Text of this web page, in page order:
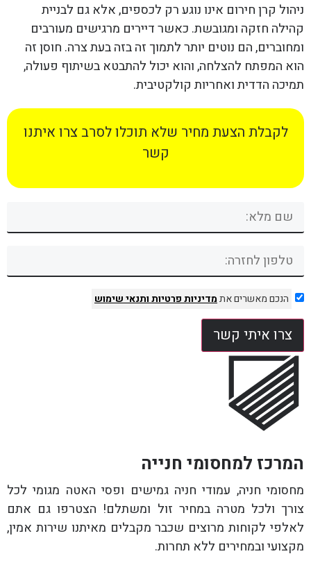
ניהול קרן חירום אינו נוגע רק לכספים, אלא גם לבניית
קהילה חזקה ומגובשת. כאשר דיירים מרגישים מעורבים
ומחוברים, הם נוטים יותר לתמוך זה בזה בעת צרה. חוסן זה
הוא המפתח להצלחה, והוא יכול להתבטא בשיתוף פעולה,
תמיכה הדדית ואחריות קולקטיבית.
לקבלת הצעת מחיר שלא תוכלו לסרב צרו איתנו
קשר
הנכם מאשרים אתמדיניות פרטיותותנאי שימוש
צרו איתי קשר
המרכז למחסומי חנייה
מחסומי חניה, עמודי חניה גמישים ופסי האטה מגומי לכל
צורך ולכל מטרה במחיר זול ומשתלם! הצטרפו גם אתם
לאלפי לקוחות מרוצים שכבר מקבלים מאיתנו שירות אמין,
מקצועי ובמחירים ללא תחרות.